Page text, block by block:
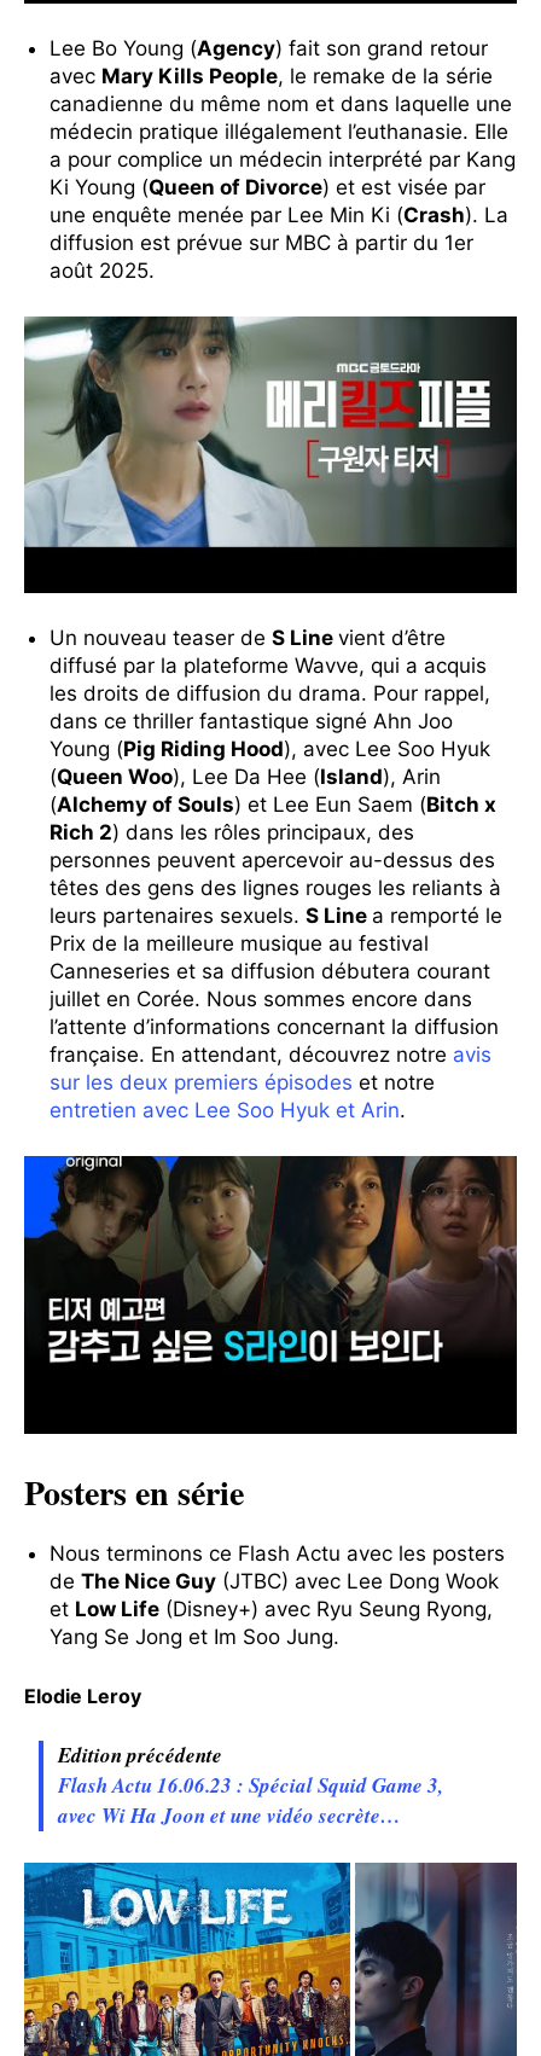
Lee Bo Young (Agency) fait son grand retour
avec Mary Kills People, le remake de la série
canadienne du même nom et dans laquelle une
médecin pratique illégalement l’euthanasie. Elle
a pour complice un médecin interprété par Kang
Ki Young (Queen of Divorce) et est visée par
une enquête menée par Lee Min Ki (Crash). La
diffusion est prévue sur MBC à partir du 1er
août 2025.
Un nouveau teaser de S Line vient d’être
diffusé par la plateforme Wavve, qui a acquis
les droits de diffusion du drama. Pour rappel,
dans ce thriller fantastique signé Ahn Joo
Young (Pig Riding Hood), avec Lee Soo Hyuk
(Queen Woo), Lee Da Hee (Island), Arin
(Alchemy of Souls) et Lee Eun Saem (Bitch x
Rich 2) dans les rôles principaux, des
personnes peuvent apercevoir au-dessus des
têtes des gens des lignes rouges les reliants à
leurs partenaires sexuels. S Line a remporté le
Prix de la meilleure musique au festival
Canneseries et sa diffusion débutera courant
juillet en Corée. Nous sommes encore dans
l’attente d’informations concernant la diffusion
française. En attendant, découvrez notre avis
sur les deux premiers épisodes et notre
entretien avec Lee Soo Hyuk et Arin.
Posters en série
Nous terminons ce Flash Actu avec les posters
de The Nice Guy (JTBC) avec Lee Dong Wook
et Low Life (Disney+) avec Ryu Seung Ryong,
Yang Se Jong et Im Soo Jung.
Elodie Leroy
Edition précédente
Flash Actu 16.06.23 : Spécial Squid Game 3,
avec Wi Ha Joon et une vidéo secrète…